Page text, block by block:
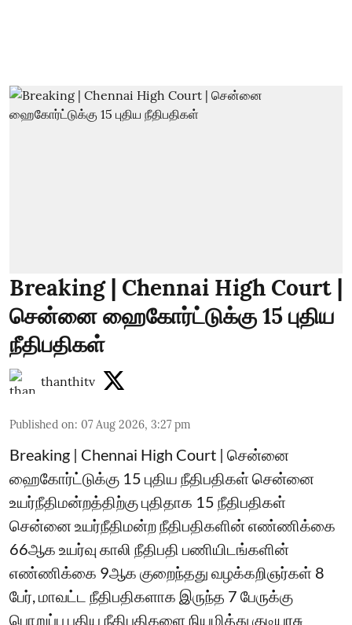
Breaking | Chennai High Court |
சென்னை ஹைகோர்ட்டுக்கு 15 புதிய
நீதிபதிகள்
thanthitv
Published on: 07 Aug 2026, 3:27 pm
Breaking | Chennai High Court | சென்னை
ஹைகோர்ட்டுக்கு 15 புதிய நீதிபதிகள் சென்னை
உயர்நீதிமன்றத்திற்கு புதிதாக 15 நீதிபதிகள்
சென்னை உயர்நீதிமன்ற நீதிபதிகளின் எண்ணிக்கை
66ஆக உயர்வு காலி நீதிபதி பணியிடங்களின்
எண்ணிக்கை 9ஆக குறைந்தது வழக்கறிஞர்கள் 8
பேர், மாவட்ட நீதிபதிகளாக இருந்த 7 பேருக்கு
பொறுப்பு புதிய நீதிபதிகளை நியமித்து குடியரசு